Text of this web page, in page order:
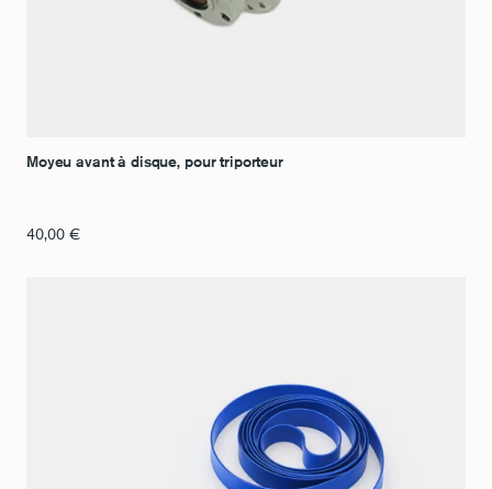
Moyeu avant à disque, pour triporteur
40,00 €